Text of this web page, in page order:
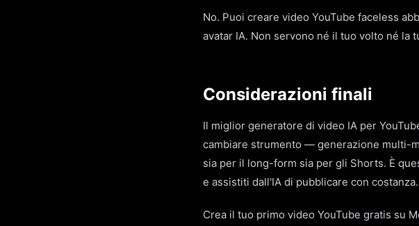
No. Puoi creare video YouTube faceless
avatar IA. Non servono né il tuo volto né la
Considerazioni finali
Il miglior generatore di video IA per
cambiare strumento — generazione multi-
sia per il long-form sia per gli Shorts. È
e assistiti dall'IA di pubblicare con costanza.
Crea il tuo primo video YouTube gratis su